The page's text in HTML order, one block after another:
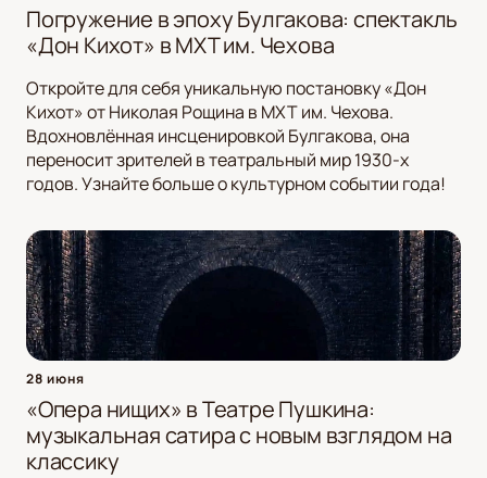
Погружение в эпоху Булгакова: спектакль
«Дон Кихот» в МХТ им. Чехова
Откройте для себя уникальную постановку «Дон
Кихот» от Николая Рощина в МХТ им. Чехова.
Вдохновлённая инсценировкой Булгакова, она
переносит зрителей в театральный мир 1930-х
годов. Узнайте больше о культурном событии года!
28 июня
«Опера нищих» в Театре Пушкина:
музыкальная сатира с новым взглядом на
классику